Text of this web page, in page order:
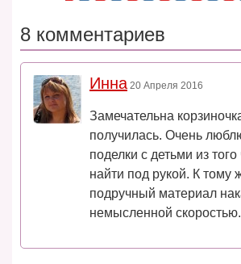
8 комментариев
Инна20 Апреля 2016
Замечательна
получилась. Очень
поделки с детьми из
найти под рукой. К тому
подручный материал
немысленной скоростью.